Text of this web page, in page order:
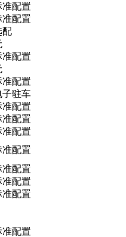
准配置
准配置
配
准配置
准配置
子驻车
准配置
准配置
准配置
准配置
准配置
准配置
准配置
准配置